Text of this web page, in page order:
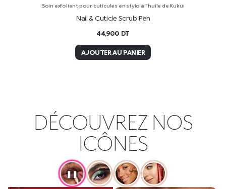
Soin exfoliant pour cuticules en stylo à l’huile de Kukui
Nail & Cuticle Scrub Pen
44,900 DT
AJOUTER AU PANIER
DÉCOUVREZ NOS
ICÔNES
❚❚